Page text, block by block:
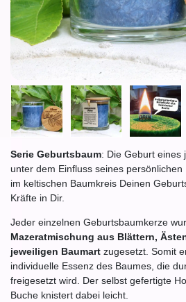
Serie Geburtsbaum: Die Geburt eines
unter dem Einfluss seines
im keltischen Baumkreis Deinen
Kräfte in Dir.
Jeder einzelnen Geburtsbaumkerze
Mazeratmischung aus Blättern,
jeweiligen Baumart zugesetzt. Somit
individuelle Essenz des Baumes, die
freigesetzt wird. Der selbst gefertigte
Buche knistert dabei leicht.